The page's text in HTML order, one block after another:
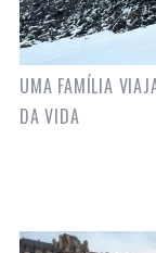
UMA FAMÍLIA
DA VIDA